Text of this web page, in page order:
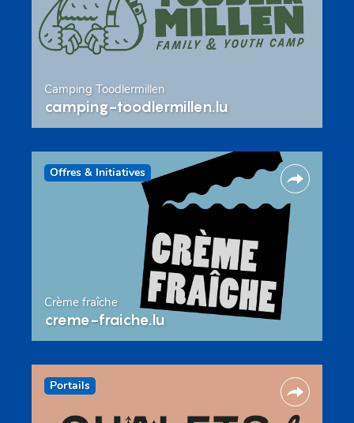
Camping Toodlermillen
camping-toodlermillen.lu
Offres & Initiatives
Crème fraîche
creme-fraiche.lu
Portails